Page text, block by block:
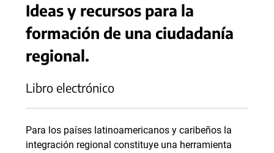
Ideas y recursos para la
formación de una ciudadanía
regional.
Libro electrónico
Para los países latinoamericanos y caribeños la
integración regional constituye una herramienta